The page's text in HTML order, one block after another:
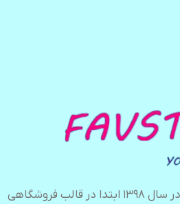
فروشگاه اینترنتی فیواستور در سال ۱۳۹۸ ابتدا در قالب فروشگاهی